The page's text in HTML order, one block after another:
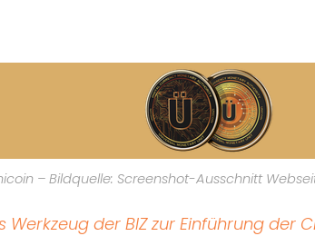
– Bildquelle: Screenshot-Ausschnitt
der BIZ zur Einführung der